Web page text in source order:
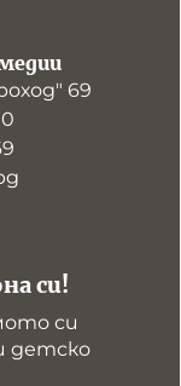
си!
си
детско
69